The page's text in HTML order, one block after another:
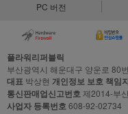
PC 버전
플라워리퍼블릭
부산광역시 해운대구 양운로 80
대표 박상현 개인정보 보호 책임
통신판매업신고번호제2014-부
사업자 등록번호608-92-02734